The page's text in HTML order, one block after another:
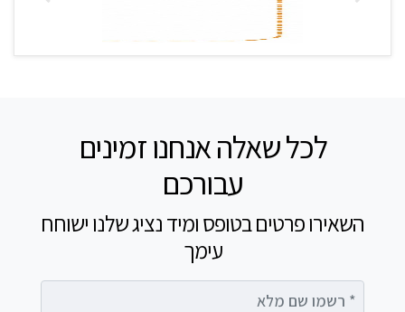
לכל שאלה אנחנו זמינים
עבורכם
השאירו פרטים בטופס ומיד נציג שלנו ישוחח
עימך